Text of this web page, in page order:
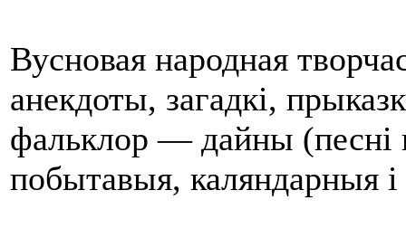
Вусновая народная
анекдоты, загадкі,
фальклор — дайны
побытавыя, каляндарныя